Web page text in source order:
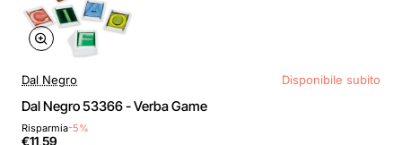
Dal Negro Disponibile subito
Dal Negro 53366 - Verba Game
Risparmia-5%
€11,59